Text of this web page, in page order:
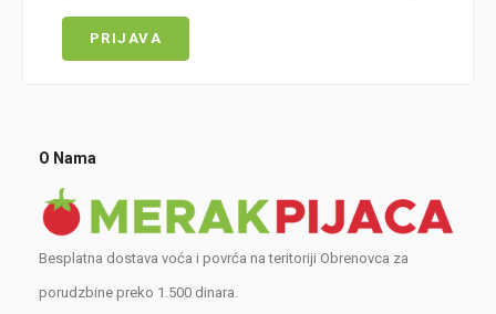
O Nama
Besplatna dostava voća i povrća na teritoriji Obrenovca za
porudzbine preko 1.500 dinara.